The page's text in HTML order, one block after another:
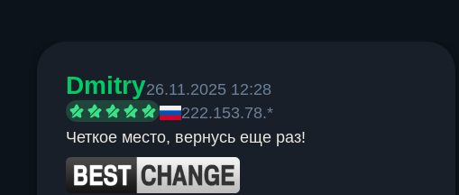
Dmitry26.11.2025 12:28
222.153.78.*
Четкое место, вернусь еще раз!